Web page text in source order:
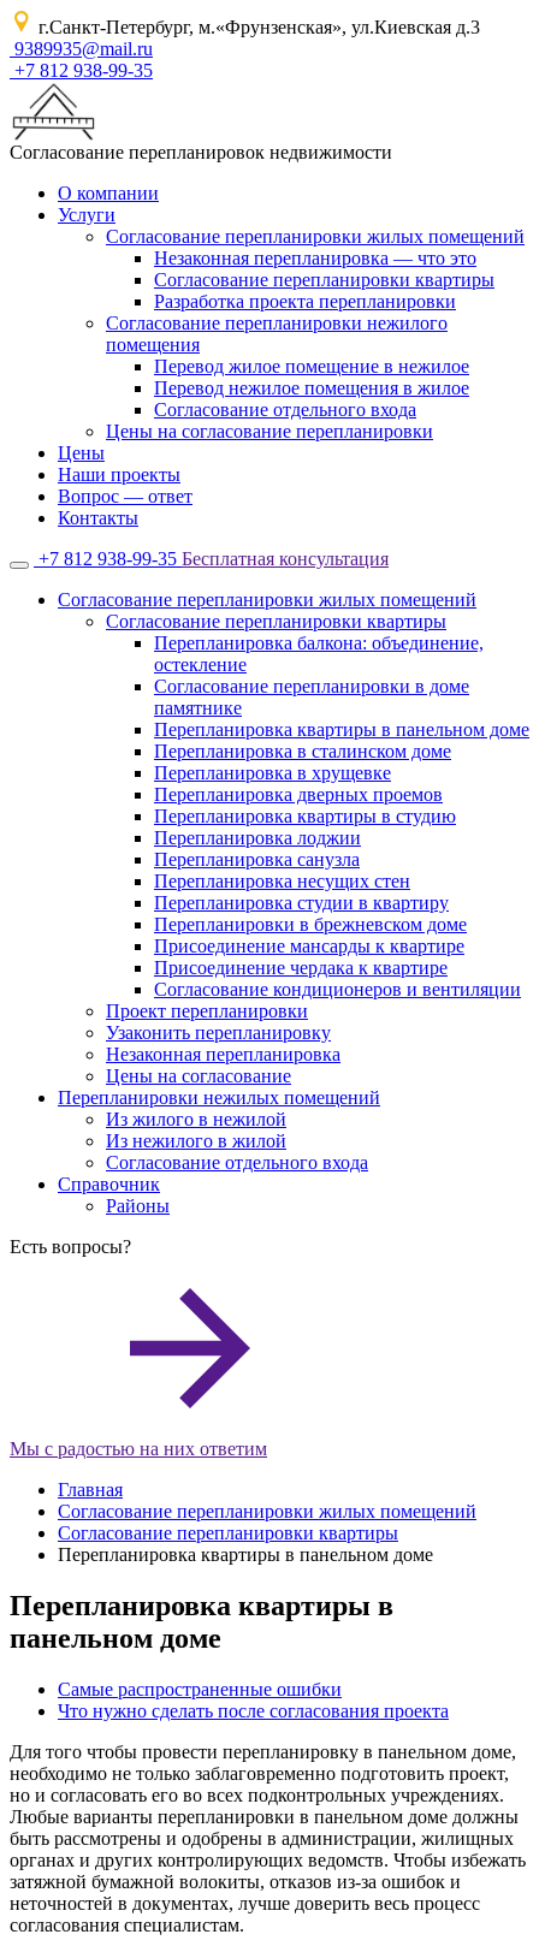
г.Санкт-Петербург, м.«Фрунзенская», ул.Киевская д.3
9389935@mail.ru
+7 812 938-99-35
Согласование перепланировок недвижимости
О компании
Услуги
Согласование перепланировки жилых помещений
Незаконная перепланировка — что это
Согласование перепланировки квартиры
Разработка проекта перепланировки
Согласование перепланировки нежилого
помещения
Перевод жилое помещение в нежилое
Перевод нежилое помещения в жилое
Согласование отдельного входа
Цены на согласование перепланировки
Цены
Наши проекты
Вопрос — ответ
Контакты
+7 812 938-99-35 Бесплатная консультация
Согласование перепланировки жилых помещений
Согласование перепланировки квартиры
Перепланировка балкона: объединение,
остекление
Согласование перепланировки в доме
памятнике
Перепланировка квартиры в панельном доме
Перепланировка в сталинском доме
Перепланировка в хрущевке
Перепланировка дверных проемов
Перепланировка квартиры в студию
Перепланировка лоджии
Перепланировка санузла
Перепланировка несущих стен
Перепланировка студии в квартиру
Перепланировки в брежневском доме
Присоединение мансарды к квартире
Присоединение чердака к квартире
Согласование кондиционеров и вентиляции
Проект перепланировки
Узаконить перепланировку
Незаконная перепланировка
Цены на согласование
Перепланировки нежилых помещений
Из жилого в нежилой
Из нежилого в жилой
Согласование отдельного входа
Справочник
Районы
Есть вопросы?
Мы с радостью на них ответим
Главная
Согласование перепланировки жилых помещений
Согласование перепланировки квартиры
Перепланировка квартиры в панельном доме
Перепланировка квартиры в
панельном доме
Самые распространенные ошибки
Что нужно сделать после согласования проекта
Для того чтобы провести перепланировку в панельном доме,
необходимо не только заблаговременно подготовить проект,
но и согласовать его во всех подконтрольных учреждениях.
Любые варианты перепланировки в панельном доме должны
быть рассмотрены и одобрены в администрации, жилищных
органах и других контролирующих ведомств. Чтобы избежать
затяжной бумажной волокиты, отказов из-за ошибок и
неточностей в документах, лучше доверить весь процесс
согласования специалистам.